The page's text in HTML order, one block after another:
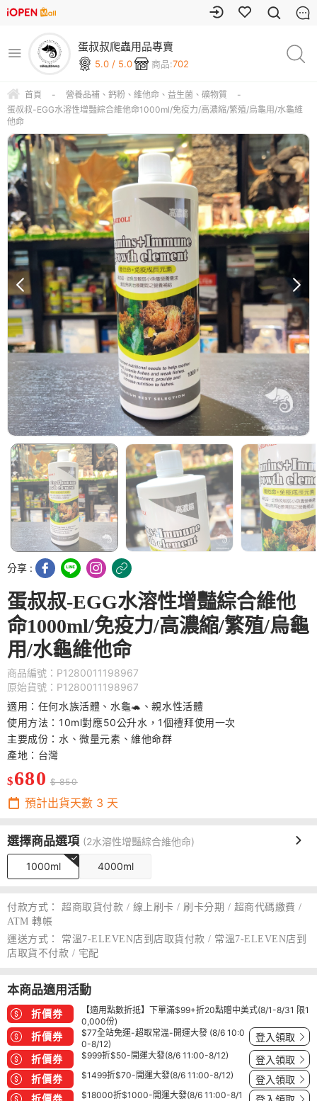
蛋叔叔爬蟲用品專賣
5.0 / 5.0 商品:702
首頁 - 營養品補、鈣粉、維他命、益生菌、礦物質
-
蛋叔叔-EGG水溶性增豔綜合維他命1000ml/免疫力/高濃縮/繁殖/烏龜用/水龜維
他命
分享 :
蛋叔叔-EGG水溶性增豔綜合維他
命1000ml/免疫力/高濃縮/繁殖/烏龜
用/水龜維他命
商品編號：P1280011198967
原始貨號：P1280011198967
適用：任何水族活體、水龜🐢、親水性活體
使用方法：10ml對應50公升水，1個禮拜使用一次
主要成份：水、微量元素、維他命群
產地：台灣
$680 $ 850
預計出貨天數 3 天
選擇商品選項 (2水溶性增豔綜合維他命)
1000ml 4000ml
付款方式：
超商取貨付款 / 線上刷卡 / 刷卡分期 / 超商代碼繳費 /
ATM 轉帳
運送方式：
常溫7-ELEVEN店到店取貨付款 / 常溫7-ELEVEN店到
店取貨不付款 / 宅配
本商品適用活動
折價券
【適用點數折抵】下單滿$99+折20點贈中美式(8/1-8/31 限1
0,000份)
折價券
$77全站免運-超取常溫-開運大發 (8/6 10:0
0-8/12)
登入領取
折價券 $999折$50-開運大發(8/6 11:00-8/12) 登入領取
折價券 $1499折$70-開運大發(8/6 11:00-8/12) 登入領取
折價券
$18000折$1000-開運大發(8/6 11:00-8/1